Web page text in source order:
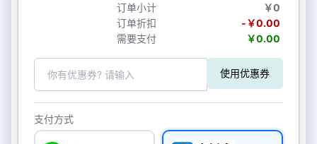
订单小计
￥0
订单折扣
-￥0.00
需要支付
￥0.00
使用优惠券
支付方式